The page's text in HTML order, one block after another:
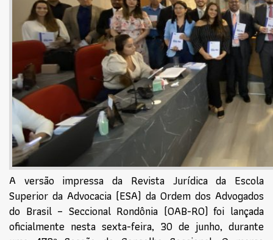
A versão impressa da Revista Jurídica da Escola
Superior da Advocacia (ESA) da Ordem dos Advogados
do Brasil – Seccional Rondônia (OAB-RO) foi lançada
oficialmente nesta sexta-feira, 30 de junho, durante